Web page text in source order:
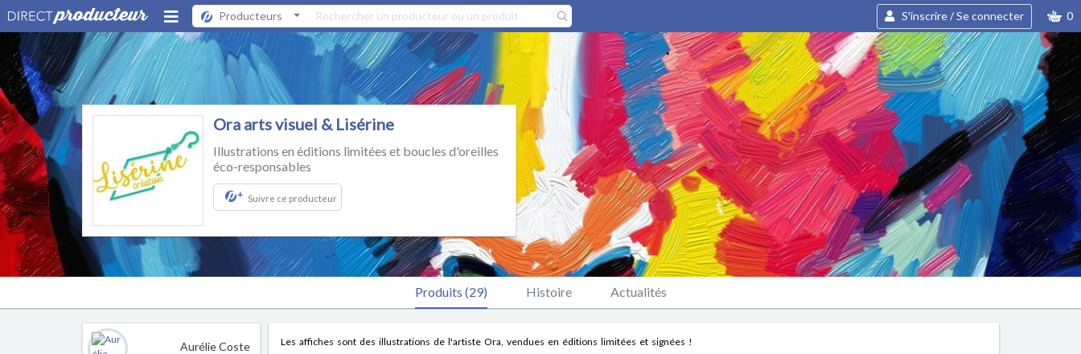
Producteurs S'inscrire / Se connecter 0
Ora arts visuel & Lisérine
Illustrations en éditions limitées et boucles d'oreilles
éco-responsables
+ Suivre ce producteur
Produits (29) Histoire Actualités
Aurélie Coste Les affiches sont des illustrations de l'artiste Ora, vendues en éditions limitées et signées !